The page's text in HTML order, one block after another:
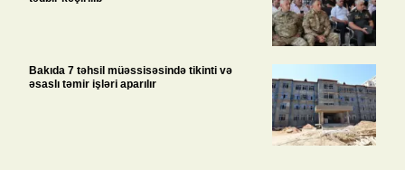
Bakıda 7 təhsil müəssisəsində tikinti və
əsaslı təmir işləri aparılır